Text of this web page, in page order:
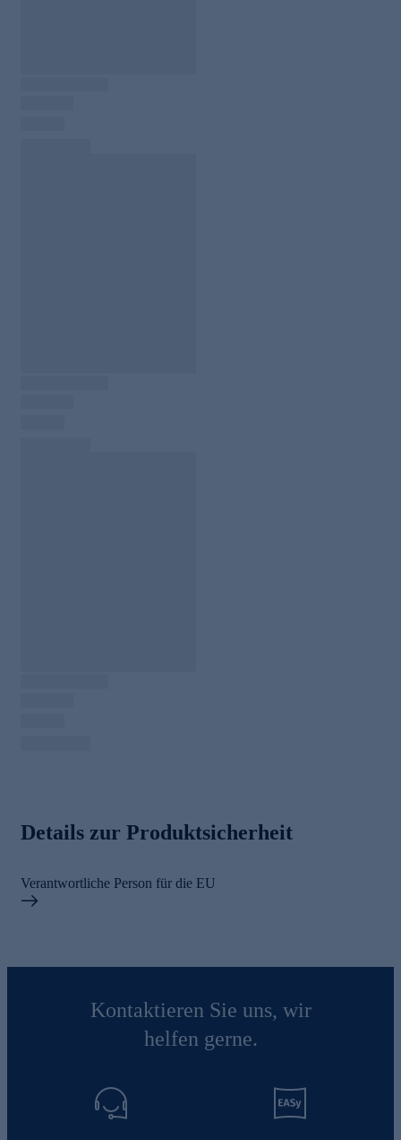
Details zur Produktsicherheit
Verantwortliche Person für die EU
Kontaktieren Sie uns, wir
helfen gerne.